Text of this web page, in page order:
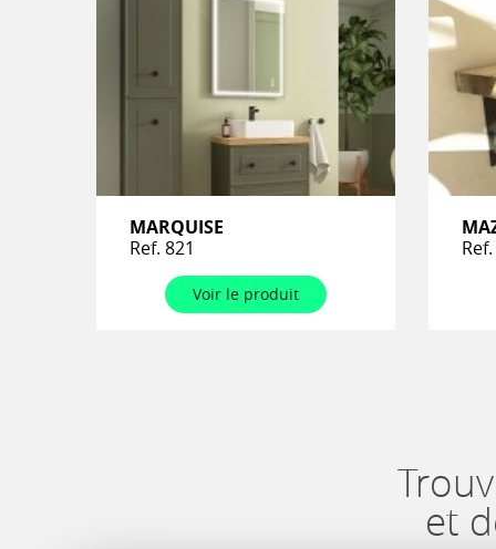
MARQUISE
Ref. 821
Voir le produit
et